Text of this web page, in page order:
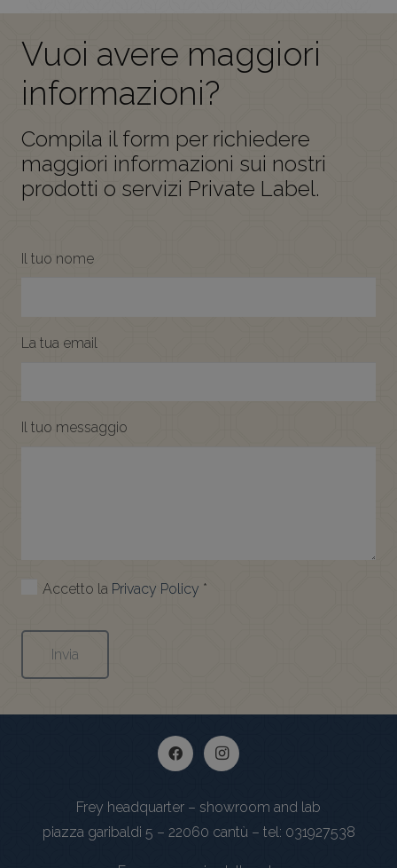
Vuoi avere maggiori
informazioni?
Compila il form per richiedere
maggiori informazioni sui nostri
prodotti o servizi Private Label.
Il tuo nome
La tua email
Il tuo messaggio
Accetto la Privacy Policy *
Frey headquarter – showroom and lab
piazza garibaldi 5 – 22060 cantù – tel: 031927538